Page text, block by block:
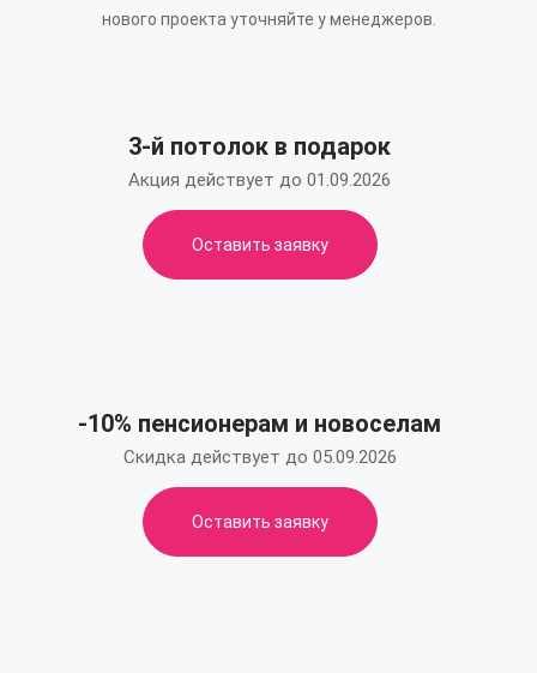
нового проекта уточняйте у менеджеров.
3-й потолок в подарок
Акция действует до 01.09.2026
Оставить заявку
-10% пенсионерам и новоселам
Скидка действует до 05.09.2026
Оставить заявку